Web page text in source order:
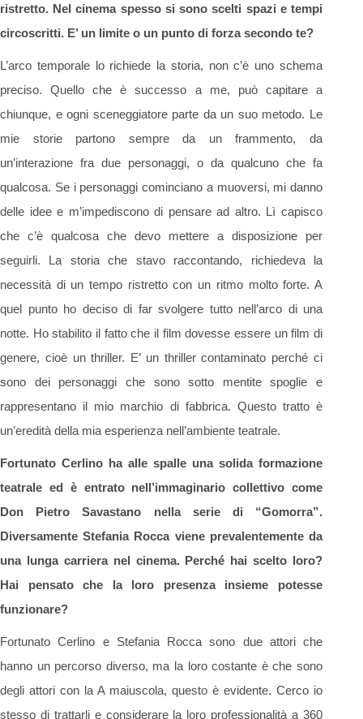
ristretto. Nel cinema spesso si sono scelti spazi e tempi
circoscritti. E’ un limite o un punto di forza secondo te?
L’arco temporale lo richiede la storia, non c’è uno schema
preciso. Quello che è successo a me, può capitare a
chiunque, e ogni sceneggiatore parte da un suo metodo. Le
mie storie partono sempre da un frammento, da
un’interazione fra due personaggi, o da qualcuno che fa
qualcosa. Se i personaggi cominciano a muoversi, mi danno
delle idee e m’impediscono di pensare ad altro. Lì capisco
che c’è qualcosa che devo mettere a disposizione per
seguirli. La storia che stavo raccontando, richiedeva la
necessità di un tempo ristretto con un ritmo molto forte. A
quel punto ho deciso di far svolgere tutto nell’arco di una
notte. Ho stabilito il fatto che il film dovesse essere un film di
genere, cioè un thriller. E’ un thriller contaminato perché ci
sono dei personaggi che sono sotto mentite spoglie e
rappresentano il mio marchio di fabbrica. Questo tratto è
un’eredità della mia esperienza nell’ambiente teatrale.
Fortunato Cerlino ha alle spalle una solida formazione
teatrale ed è entrato nell’immaginario collettivo come
Don Pietro Savastano nella serie di “Gomorra”.
Diversamente Stefania Rocca viene prevalentemente da
una lunga carriera nel cinema. Perché hai scelto loro?
Hai pensato che la loro presenza insieme potesse
funzionare?
Fortunato Cerlino e Stefania Rocca sono due attori che
hanno un percorso diverso, ma la loro costante è che sono
degli attori con la A maiuscola, questo è evidente. Cerco io
stesso di trattarli e considerare la loro professionalità a 360